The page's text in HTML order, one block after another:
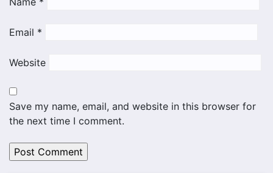
Email *
Website
Save my name, email, and website in this browser for
the next time I comment.